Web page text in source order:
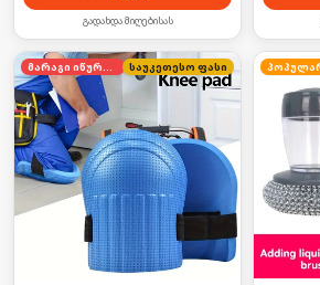
გადახდა მიღებისას
მარაგი იწურება საუკეთესო ფასი